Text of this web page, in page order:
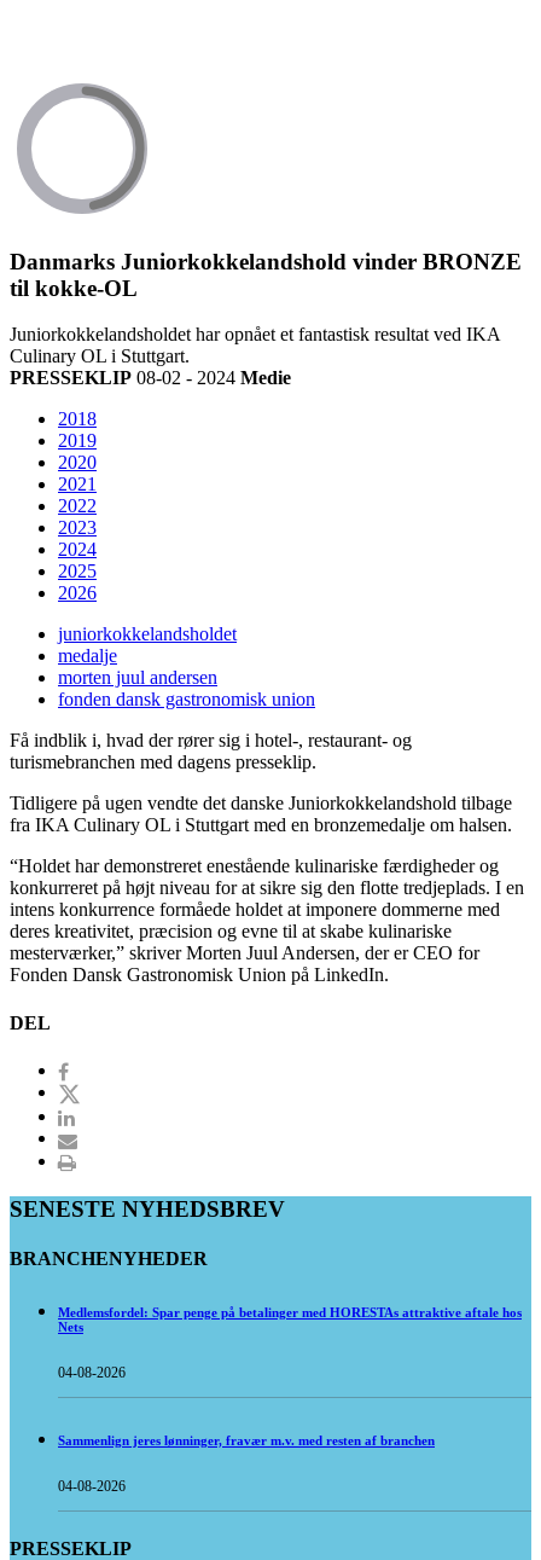
Danmarks Juniorkokkelandshold vinder BRONZE
til kokke-OL
Juniorkokkelandsholdet har opnået et fantastisk resultat ved IKA
Culinary OL i Stuttgart.
PRESSEKLIP 08-02 - 2024 Medie
2018
2019
2020
2021
2022
2023
2024
2025
2026
juniorkokkelandsholdet
medalje
morten juul andersen
fonden dansk gastronomisk union
Få indblik i, hvad der rører sig i hotel-, restaurant- og
turismebranchen med dagens presseklip.
Tidligere på ugen vendte det danske Juniorkokkelandshold tilbage
fra IKA Culinary OL i Stuttgart med en bronzemedalje om halsen.
“Holdet har demonstreret enestående kulinariske færdigheder og
konkurreret på højt niveau for at sikre sig den flotte tredjeplads. I en
intens konkurrence formåede holdet at imponere dommerne med
deres kreativitet, præcision og evne til at skabe kulinariske
mesterværker,” skriver Morten Juul Andersen, der er CEO for
Fonden Dansk Gastronomisk Union på LinkedIn.
DEL
SENESTE NYHEDSBREV
BRANCHENYHEDER
Medlemsfordel: Spar penge på betalinger med HORESTAs attraktive aftale hos
Nets
04-08-2026
Sammenlign jeres lønninger, fravær m.v. med resten af branchen
04-08-2026
PRESSEKLIP